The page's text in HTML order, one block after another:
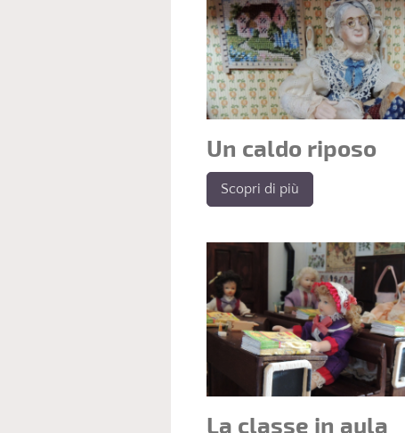
Un caldo riposo
Scopri di più
La classe in aula